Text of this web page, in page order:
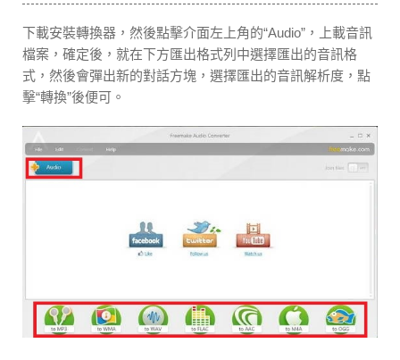
下載安裝轉換器，然後點擊介面左上角的“Audio”，上載音訊
檔案，確定後，就在下方匯出格式列中選擇匯出的音訊格
式，然後會彈出新的對話方塊，選擇匯出的音訊解析度，點
擊“轉換”後便可。